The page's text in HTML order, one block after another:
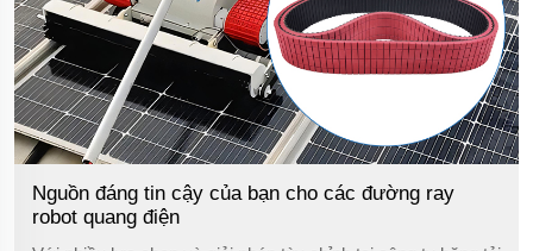
Nguồn đáng tin cậy của bạn cho các đường ray
robot quang điện